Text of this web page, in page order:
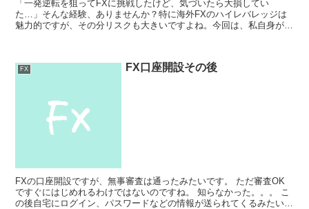
「一発逆転を狙ってFXに挑戦したけど、気づいたら大損してい
た…」そんな経験、ありませんか？特に海外FXのハイレバレッジは
魅力的ですが、その分リスクも大きいですよね。今回は、私自身がド
FX FX口座開設その後
FXの口座開設ですが、無事審査は通ったみたいです。 ただ審査OK
ですぐにはじめれるわけではないのですね。 知らなかった。。。 こ
の後自宅にログイン、パスワードなどの情報が送られてくるみたいで